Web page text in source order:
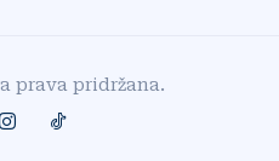
prava pridržana.